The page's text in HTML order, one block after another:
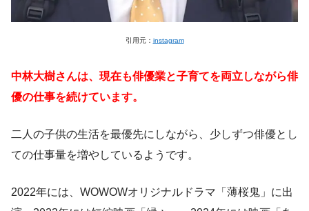
引用元： instagram
中林大樹さんは、現在も俳優業と子育てを両立しながら俳
優の仕事を続けています。
二人の子供の生活を最優先にしながら、少しずつ俳優とし
ての仕事量を増やしているようです。
2022年には、WOWOWオリジナルドラマ「薄桜鬼」に出